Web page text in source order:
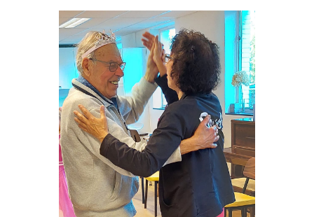
ORGANISATIE
VRIJWILLIGERS & STAGIAIRES
CONTACT